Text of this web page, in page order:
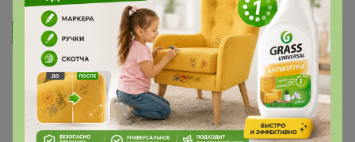
Княженика Автор уже получил заказ!
Happy Baby, ☺🎄
16 ноября, 2024 20:51